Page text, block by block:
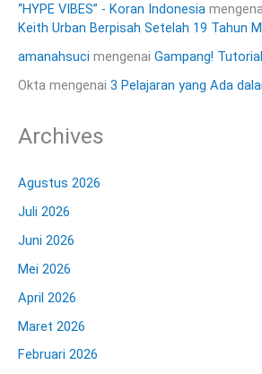
“HYPE VIBES” - Koran Indonesia
Keith Urban Berpisah Setelah 19 Tahun
amanahsuci mengenai Gampang!
Okta mengenai 3 Pelajaran yang Ada
Archives
Agustus 2026
Juli 2026
Juni 2026
Mei 2026
April 2026
Maret 2026
Februari 2026